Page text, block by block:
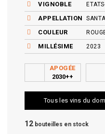
VIGNOBLE
APPELLATION
COULEUR
MILLÉSIME 2023
APOGÉE
2030++
Tous les vins du
12 bouteilles en stock